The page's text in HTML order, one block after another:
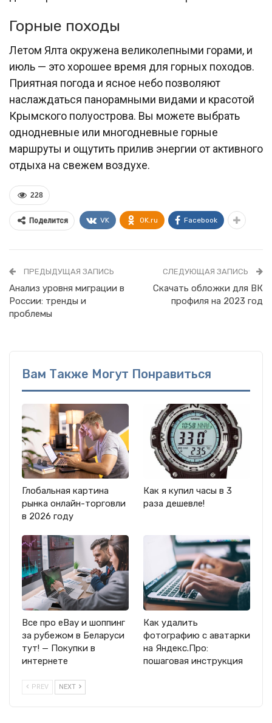
Горные походы
Летом Ялта окружена великолепными горами, и
июль — это хорошее время для горных походов.
Приятная погода и ясное небо позволяют
наслаждаться панорамными видами и красотой
Крымского полуострова. Вы можете выбрать
однодневные или многодневные горные
маршруты и ощутить прилив энергии от активного
отдыха на свежем воздухе.
228
Поделится VK OK.ru Facebook
ПРЕДЫДУЩАЯ ЗАПИСЬ
Анализ уровня миграции в
России: тренды и
проблемы
СЛЕДУЮЩАЯ ЗАПИСЬ
Скачать обложки для ВК
профиля на 2023 год
Вам Также Могут Понравиться
Глобальная картина
рынка онлайн-торговли
в 2026 году
Как я купил часы в 3
раза дешевле!
Все про eBay и шоппинг
за рубежом в Беларуси
тут! — Покупки в
интернете
Как удалить
фотографию с аватарки
на Яндекс.Про:
пошаговая инструкция
PREV NEXT